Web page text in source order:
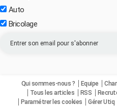
Auto
Bricolage
Qui sommes-nous ? Equipe
Tous les articles
RSS
Paramétrer les cookies
Gérer Utiq